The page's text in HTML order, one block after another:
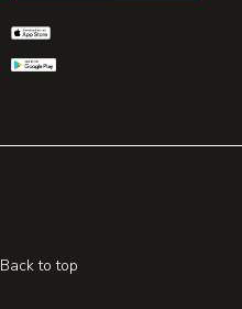
Back to top